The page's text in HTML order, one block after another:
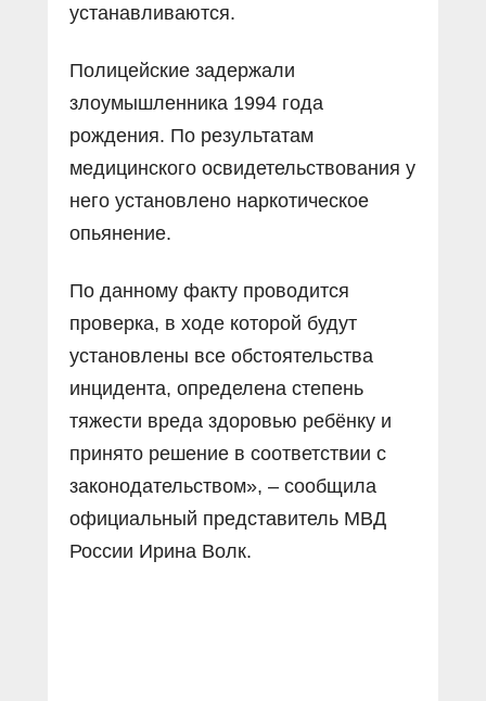
устанавливаются.
Полицейские задержали
злоумышленника 1994 года
рождения. По результатам
медицинского освидетельствования у
него установлено наркотическое
опьянение.
По данному факту проводится
проверка, в ходе которой будут
установлены все обстоятельства
инцидента, определена степень
тяжести вреда здоровью ребёнку и
принято решение в соответствии с
законодательством», – сообщила
официальный представитель МВД
России Ирина Волк.